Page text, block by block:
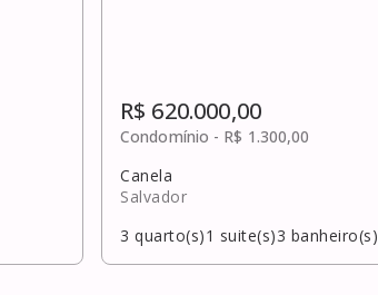
R$ 620.000,00
Condomínio - R$ 1.300,00
Canela
Salvador
3 quarto(s)1 suite(s)3 banheiro(s)